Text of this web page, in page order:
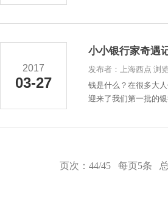
2017
03-27
小小银行家奇遇
发布者：上海西点 浏
钱是什么？在很多大
迎来了我们第一批的
页次：44/45 每页5条